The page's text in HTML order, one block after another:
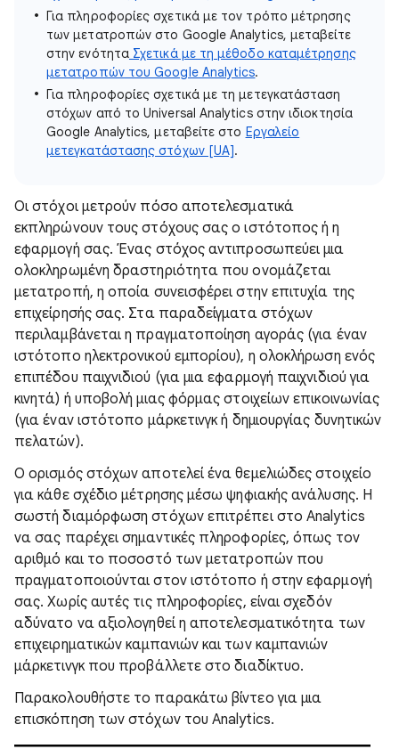
Για πληροφορίες σχετικά με τον τρόπο μέτρησης
των μετατροπών στο Google Analytics, μεταβείτε
στην ενότηταΣχετικά με τη μέθοδο καταμέτρησης
μετατροπών του Google Analytics.
Για πληροφορίες σχετικά με τη μετεγκατάσταση
στόχων από το Universal Analytics στην ιδιοκτησία
Google Analytics, μεταβείτε στο Εργαλείο
μετεγκατάστασης στόχων [UA].
Οι στόχοι μετρούν πόσο αποτελεσματικά
εκπληρώνουν τους στόχους σας ο ιστότοπος ή η
εφαρμογή σας. Ένας στόχος αντιπροσωπεύει μια
ολοκληρωμένη δραστηριότητα που ονομάζεται
μετατροπή, η οποία συνεισφέρει στην επιτυχία της
επιχείρησής σας. Στα παραδείγματα στόχων
περιλαμβάνεται η πραγματοποίηση αγοράς (για έναν
ιστότοπο ηλεκτρονικού εμπορίου), η ολοκλήρωση ενός
επιπέδου παιχνιδιού (για μια εφαρμογή παιχνιδιού για
κινητά) ή υποβολή μιας φόρμας στοιχείων επικοινωνίας
(για έναν ιστότοπο μάρκετινγκ ή δημιουργίας δυνητικών
πελατών).
Ο ορισμός στόχων αποτελεί ένα θεμελιώδες στοιχείο
για κάθε σχέδιο μέτρησης μέσω ψηφιακής ανάλυσης. Η
σωστή διαμόρφωση στόχων επιτρέπει στο Analytics
να σας παρέχει σημαντικές πληροφορίες, όπως τον
αριθμό και το ποσοστό των μετατροπών που
πραγματοποιούνται στον ιστότοπο ή στην εφαρμογή
σας. Χωρίς αυτές τις πληροφορίες, είναι σχεδόν
αδύνατο να αξιολογηθεί η αποτελεσματικότητα των
επιχειρηματικών καμπανιών και των καμπανιών
μάρκετινγκ που προβάλλετε στο διαδίκτυο.
Παρακολουθήστε το παρακάτω βίντεο για μια
επισκόπηση των στόχων του Analytics.